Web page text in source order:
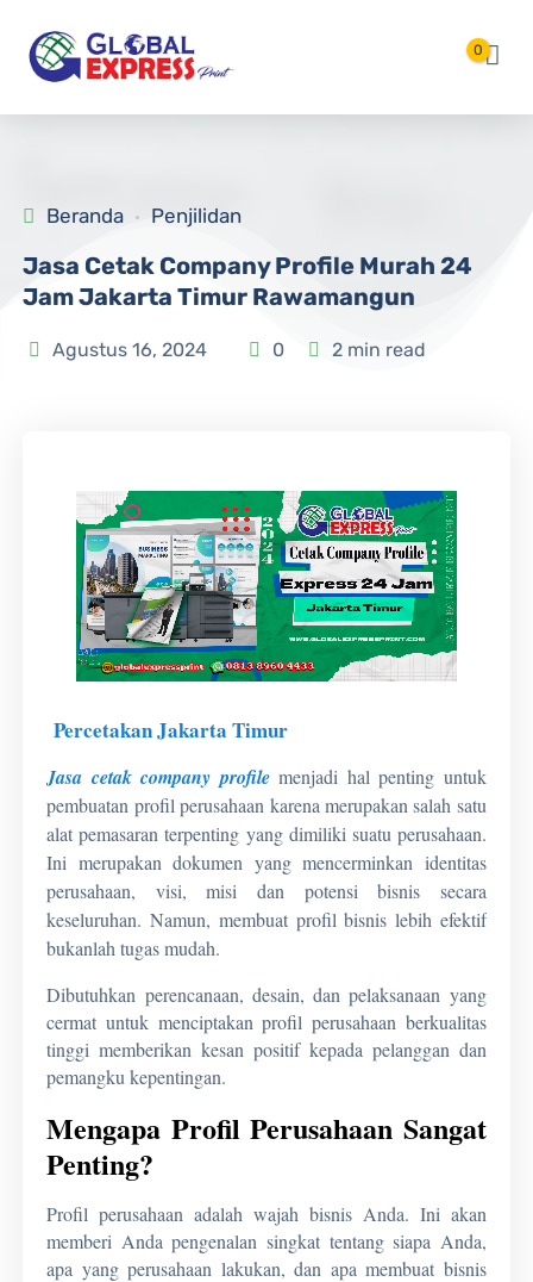
0
Beranda Penjilidan
Jasa Cetak Company Profile Murah 24
Jam Jakarta Timur Rawamangun
Agustus 16, 2024 0 2 min read
Percetakan Jakarta Timur
Jasa cetak company profilemenjadi hal penting untuk
pembuatan profil perusahaan karena merupakan salah satu
alat pemasaran terpenting yang dimiliki suatu perusahaan.
Ini merupakan dokumen yang mencerminkan identitas
perusahaan, visi, misi dan potensi bisnis secara
keseluruhan. Namun, membuat profil bisnis lebih efektif
bukanlah tugas mudah.
Dibutuhkan perencanaan, desain, dan pelaksanaan yang
cermat untuk menciptakan profil perusahaan berkualitas
tinggi memberikan kesan positif kepada pelanggan dan
pemangku kepentingan.
Mengapa Profil Perusahaan Sangat
Penting?
Profil perusahaan adalah wajah bisnis Anda. Ini akan
memberi Anda pengenalan singkat tentang siapa Anda,
apa yang perusahaan lakukan, dan apa membuat bisnis